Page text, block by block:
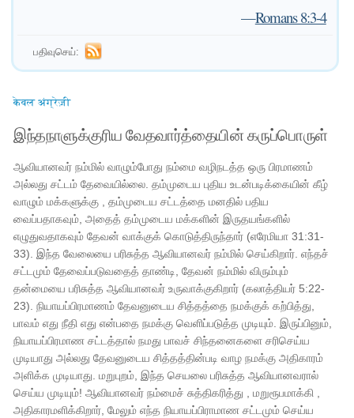
—Romans 8:3-4
பதிவுசெய்:
केवल अंग्रेज़ी
இந்தநாளுக்குரிய வேதவார்த்தையின் கருப்பொருள்
ஆவியானவர் நம்மில் வாழும்போது நம்மை வழிநடத்த ஒரு பிரமாணம்
அல்லது சட்டம் தேவையில்லை. தம்முடைய புதிய உடன்படிக்கையின் கீழ்
வாழும் மக்களுக்கு , தம்முடைய சட்டத்தை மனதில் பதிய
வைப்பதாகவும், அதைத் தம்முடைய மக்களின் இருதயங்களில்
எழுதுவதாகவும் தேவன் வாக்குக் கொடுத்திருந்தார் (எரேமியா 31:31-
33). இந்த வேலையை பரிசுத்த ஆவியானவர் நம்மில் செய்கிறார். எந்தச்
சட்டமும் தேவைப்படுவதைத் தாண்டி, தேவன் நம்மில் விரும்பும்
தன்மையை பரிசுத்த ஆவியானவர் உருவாக்குகிறார் (கலாத்தியர் 5:22-
23). நியாயப்பிரமாணம் தேவனுடைய சித்தத்தை நமக்குக் கற்பித்து,
பாவம் எது நீதி எது என்பதை நமக்கு வெளிப்படுத்த முடியும். இருப்பினும்,
நியாயப்பிரமாண சட்டத்தால் நமது பாவச் சிந்தனைகளை சரிசெய்ய
முடியாது அல்லது தேவனுடைய சித்தத்தின்படி வாழ நமக்கு அதிகாரம்
அளிக்க முடியாது. மறுபுறம், இந்த செயலை பரிசுத்த ஆவியானவரால்
செய்ய முடியும்! ஆவியானவர் நம்மைச் சுத்திகரித்து , மறுரூபமாக்கி ,
அதிகாரமளிக்கிறார், மேலும் எந்த நியாயப்பிராமாண சட்டமும் செய்ய